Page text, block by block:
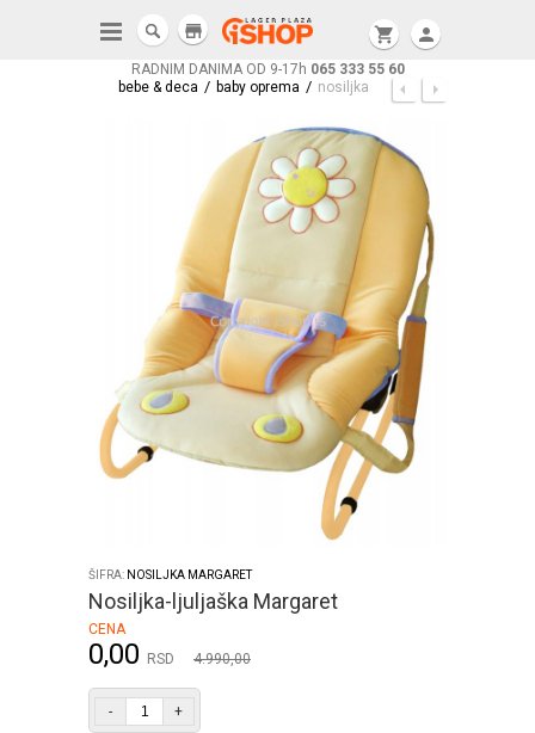
RADNIM DANIMA OD 9-17h 065 333 55 60
shopping_cart person
store
bebe & deca / baby oprema / nosiljka
ŠIFRA: NOSILJKA MARGARET
Nosiljka-ljuljaška Margaret
CENA
0,00 RSD 4.990,00
- +